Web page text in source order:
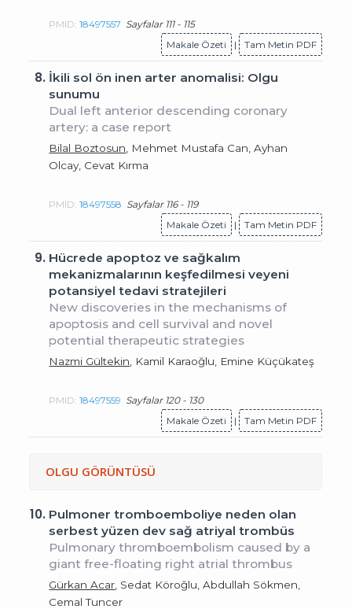
PMID:18497557 Sayfalar 111 - 115
Makale Özeti
| Tam Metin PDF
8. İkili sol ön inen arter anomalisi: Olgu
sunumu
Dual left anterior descending coronary
artery: a case report
Bilal Boztosun , Mehmet Mustafa Can, Ayhan
Olcay, Cevat Kırma
PMID:18497558 Sayfalar 116 - 119
Makale Özeti
| Tam Metin PDF
9. Hücrede apoptoz ve sağkalım
mekanizmalarının keşfedilmesi veyeni
potansiyel tedavi stratejileri
New discoveries in the mechanisms of
apoptosis and cell survival and novel
potential therapeutic strategies
Nazmi Gültekin , Kamil Karaoğlu, Emine Küçükateş
PMID:18497559 Sayfalar 120 - 130
Makale Özeti
| Tam Metin PDF
OLGU GÖRÜNTÜSÜ
10. Pulmoner tromboemboliye neden olan
serbest yüzen dev sağ atriyal trombüs
Pulmonary thromboembolism caused by a
giant free-floating right atrial thrombus
Gürkan Acar , Sedat Köroğlu, Abdullah Sökmen,
Cemal Tuncer